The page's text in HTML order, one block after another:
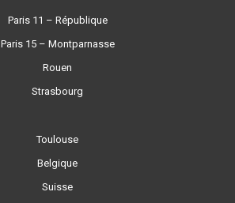
Paris 11 – République
Paris 15 – Montparnasse
Rouen
Strasbourg
Toulouse
Belgique
Suisse